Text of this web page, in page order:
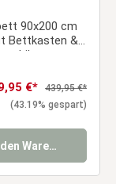
90x200 cm
Bettkasten &
mit
€* Regulärer Preis:
439,95 €*
(43.19% gespart)
den Warenkorb